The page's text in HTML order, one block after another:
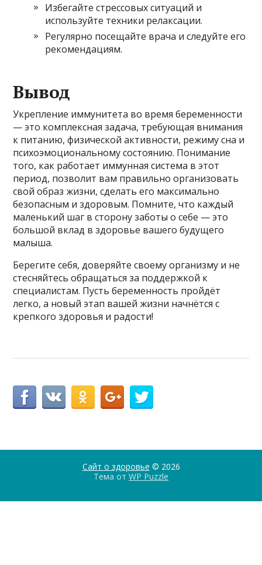
Избегайте стрессовых ситуаций и
используйте техники релаксации.
Регулярно посещайте врача и следуйте его
рекомендациям.
Вывод
Укрепление иммунитета во время беременности
— это комплексная задача, требующая внимания
к питанию, физической активности, режиму сна и
психоэмоциональному состоянию. Понимание
того, как работает иммунная система в этот
период, позволит вам правильно организовать
свой образ жизни, сделать его максимально
безопасным и здоровым. Помните, что каждый
маленький шаг в сторону заботы о себе — это
большой вклад в здоровье вашего будущего
малыша.
Берегите себя, доверяйте своему организму и не
стесняйтесь обращаться за поддержкой к
специалистам. Пусть беременность пройдёт
легко, а новый этап вашей жизни начнётся с
крепкого здоровья и радости!
Сайт о здоровье © 2026
Тема от WP Puzzle